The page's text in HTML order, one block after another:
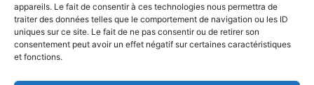
appareils. Le fait de consentir à ces technologies nous permettra de
traiter des données telles que le comportement de navigation ou les ID
uniques sur ce site. Le fait de ne pas consentir ou de retirer son
consentement peut avoir un effet négatif sur certaines caractéristiques
et fonctions.
Comment choisir sa mutuelle
santé lorsque l’on...